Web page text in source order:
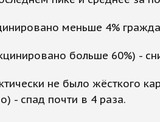
меньше 4%
больше 60%) -
не было жёсткого
- спад почти в 4 раза.